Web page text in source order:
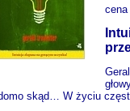
cena
skąd… W życiu